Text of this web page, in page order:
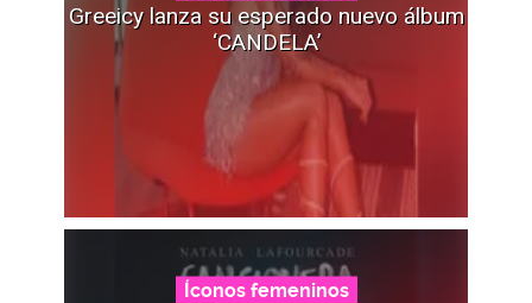
Greeicy lanza su esperado nuevo álbum
‘CANDELA’
Íconos femeninos